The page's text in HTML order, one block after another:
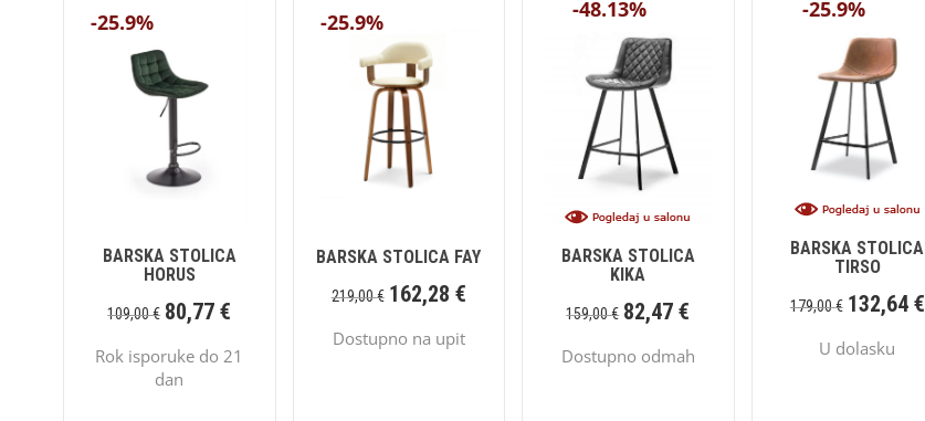
-25.9%
BARSKA STOLICA
HORUS
109,00€ 80,77€
Rok isporuke do 21
dan
-25.9%
BARSKA STOLICA FAY
219,00€ 162,28 €
Dostupno na upit
-48.13%
BARSKA STOLICA
KIKA
159,00€ 82,47€
Dostupno odmah
-25.9%
BARSKA STOLICA
TIRSO
179,00€ 132,64 €
U dolasku